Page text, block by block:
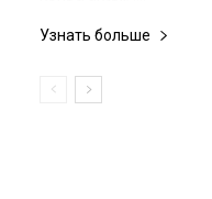
Узнать больше